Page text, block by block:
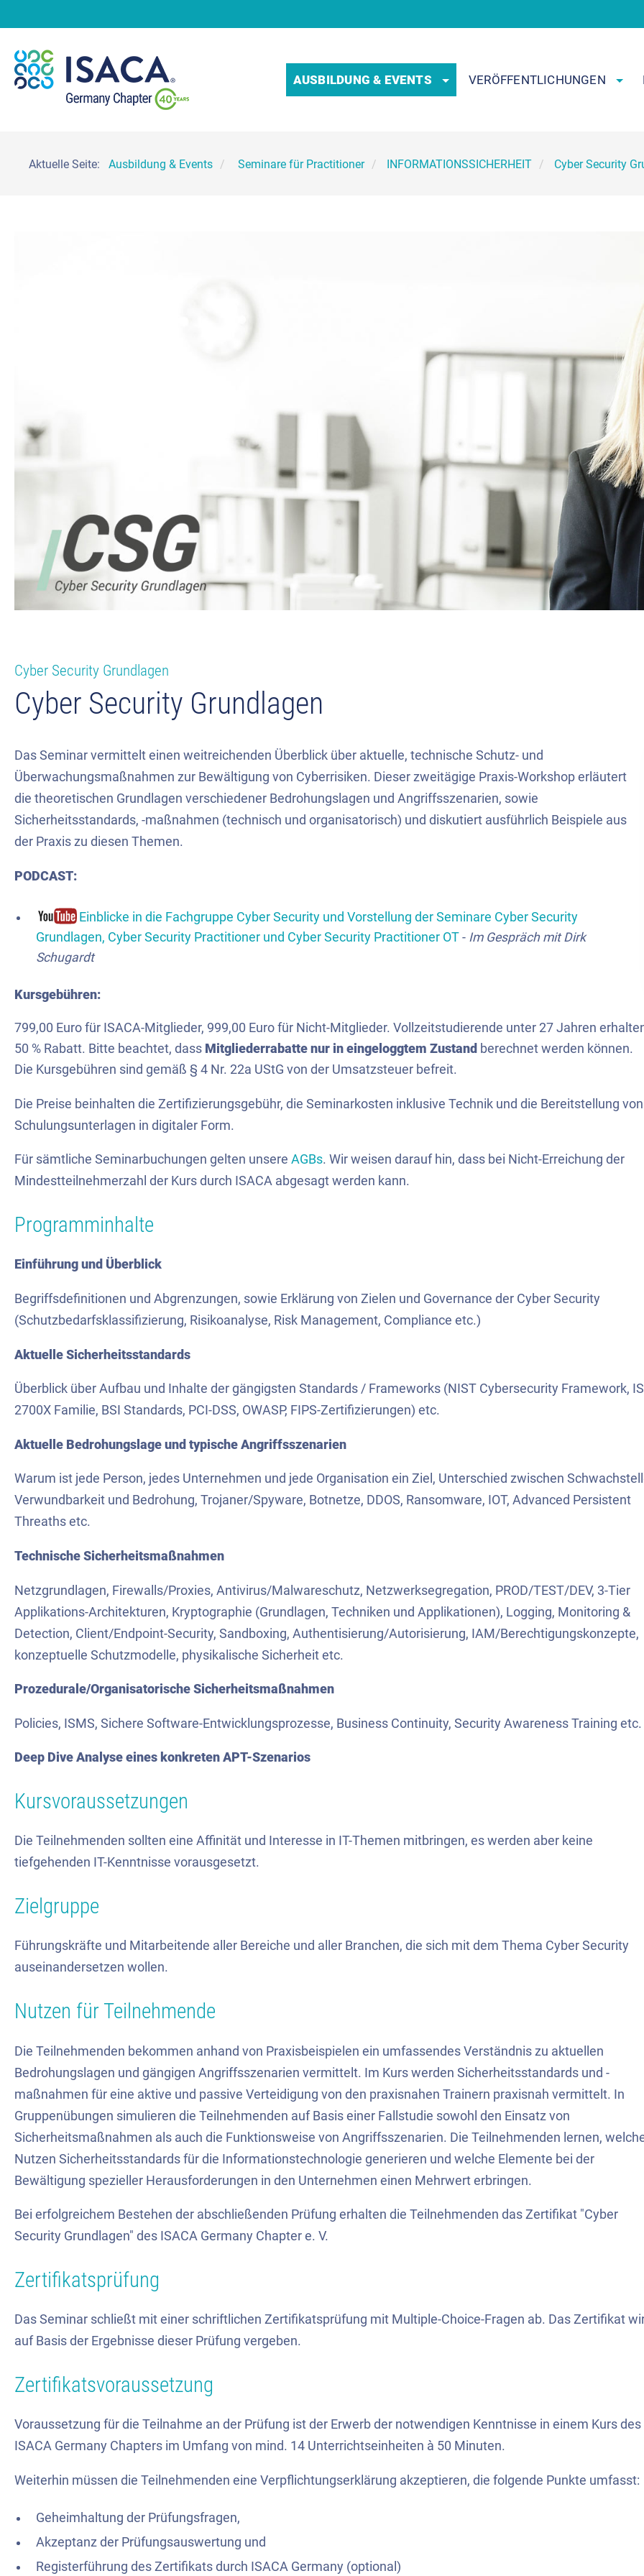
AUSBILDUNG & EVENTS VERÖFFENTLICHUNGEN
Aktuelle Seite: Ausbildung & Events Seminare für Practitioner INFORMATIONSSICHERHEIT Cyber Security
Cyber Security Grundlagen
Cyber Security Grundlagen
Das Seminar vermittelt einen weitreichenden Überblick über aktuelle, technische Schutz- und
Überwachungsmaßnahmen zur Bewältigung von Cyberrisiken. Dieser zweitägige Praxis-Workshop erläutert
die theoretischen Grundlagen verschiedener Bedrohungslagen und Angriffsszenarien, sowie
Sicherheitsstandards, -maßnahmen (technisch und organisatorisch) und diskutiert ausführlich Beispiele aus
der Praxis zu diesen Themen.
PODCAST:
Einblicke in die Fachgruppe Cyber Security und Vorstellung der Seminare Cyber Security
Grundlagen, Cyber Security Practitioner und Cyber Security Practitioner OT - Im Gespräch mit Dirk
Schugardt
Kursgebühren:
799,00 Euro für ISACA-Mitglieder, 999,00 Euro für Nicht-Mitglieder. Vollzeitstudierende unter 27 Jahren
50 % Rabatt. Bitte beachtet, dass Mitgliederrabatte nur in eingeloggtem Zustand berechnet werden können.
Die Kursgebühren sind gemäß § 4 Nr. 22a UStG von der Umsatzsteuer befreit.
Die Preise beinhalten die Zertifizierungsgebühr, die Seminarkosten inklusive Technik und die Bereitstellung von
Schulungsunterlagen in digitaler Form.
Für sämtliche Seminarbuchungen gelten unsere AGBs. Wir weisen darauf hin, dass bei Nicht-Erreichung der
Mindestteilnehmerzahl der Kurs durch ISACA abgesagt werden kann.
Programminhalte
Einführung und Überblick
Begriffsdefinitionen und Abgrenzungen, sowie Erklärung von Zielen und Governance der Cyber Security
(Schutzbedarfsklassifizierung, Risikoanalyse, Risk Management, Compliance etc.)
Aktuelle Sicherheitsstandards
Überblick über Aufbau und Inhalte der gängigsten Standards / Frameworks (NIST Cybersecurity Framework,
2700X Familie, BSI Standards, PCI-DSS, OWASP, FIPS-Zertifizierungen) etc.
Aktuelle Bedrohungslage und typische Angriffsszenarien
Warum ist jede Person, jedes Unternehmen und jede Organisation ein Ziel, Unterschied zwischen
Verwundbarkeit und Bedrohung, Trojaner/Spyware, Botnetze, DDOS, Ransomware, IOT, Advanced Persistent
Threaths etc.
Technische Sicherheitsmaßnahmen
Netzgrundlagen, Firewalls/Proxies, Antivirus/Malwareschutz, Netzwerksegregation, PROD/TEST/DEV, 3-Tier
Applikations-Architekturen, Kryptographie (Grundlagen, Techniken und Applikationen), Logging, Monitoring &
Detection, Client/Endpoint-Security, Sandboxing, Authentisierung/Autorisierung, IAM/Berechtigungskonzepte,
konzeptuelle Schutzmodelle, physikalische Sicherheit etc.
Prozedurale/Organisatorische Sicherheitsmaßnahmen
Policies, ISMS, Sichere Software-Entwicklungsprozesse, Business Continuity, Security Awareness Training etc.
Deep Dive Analyse eines konkreten APT-Szenarios
Kursvoraussetzungen
Die Teilnehmenden sollten eine Affinität und Interesse in IT-Themen mitbringen, es werden aber keine
tiefgehenden IT-Kenntnisse vorausgesetzt.
Zielgruppe
Führungskräfte und Mitarbeitende aller Bereiche und aller Branchen, die sich mit dem Thema Cyber Security
auseinandersetzen wollen.
Nutzen für Teilnehmende
Die Teilnehmenden bekommen anhand von Praxisbeispielen ein umfassendes Verständnis zu aktuellen
Bedrohungslagen und gängigen Angriffsszenarien vermittelt. Im Kurs werden Sicherheitsstandards und -
maßnahmen für eine aktive und passive Verteidigung von den praxisnahen Trainern praxisnah vermittelt. In
Gruppenübungen simulieren die Teilnehmenden auf Basis einer Fallstudie sowohl den Einsatz von
Sicherheitsmaßnahmen als auch die Funktionsweise von Angriffsszenarien. Die Teilnehmenden lernen,
Nutzen Sicherheitsstandards für die Informationstechnologie generieren und welche Elemente bei der
Bewältigung spezieller Herausforderungen in den Unternehmen einen Mehrwert erbringen.
Bei erfolgreichem Bestehen der abschließenden Prüfung erhalten die Teilnehmenden das Zertifikat "Cyber
Security Grundlagen" des ISACA Germany Chapter e. V.
Zertifikatsprüfung
Das Seminar schließt mit einer schriftlichen Zertifikatsprüfung mit Multiple-Choice-Fragen ab. Das Zertifikat
auf Basis der Ergebnisse dieser Prüfung vergeben.
Zertifikatsvoraussetzung
Voraussetzung für die Teilnahme an der Prüfung ist der Erwerb der notwendigen Kenntnisse in einem Kurs des
ISACA Germany Chapters im Umfang von mind. 14 Unterrichtseinheiten à 50 Minuten.
Weiterhin müssen die Teilnehmenden eine Verpflichtungserklärung akzeptieren, die folgende Punkte umfasst:
Geheimhaltung der Prüfungsfragen,
Akzeptanz der Prüfungsauswertung und
Registerführung des Zertifikats durch ISACA Germany (optional)